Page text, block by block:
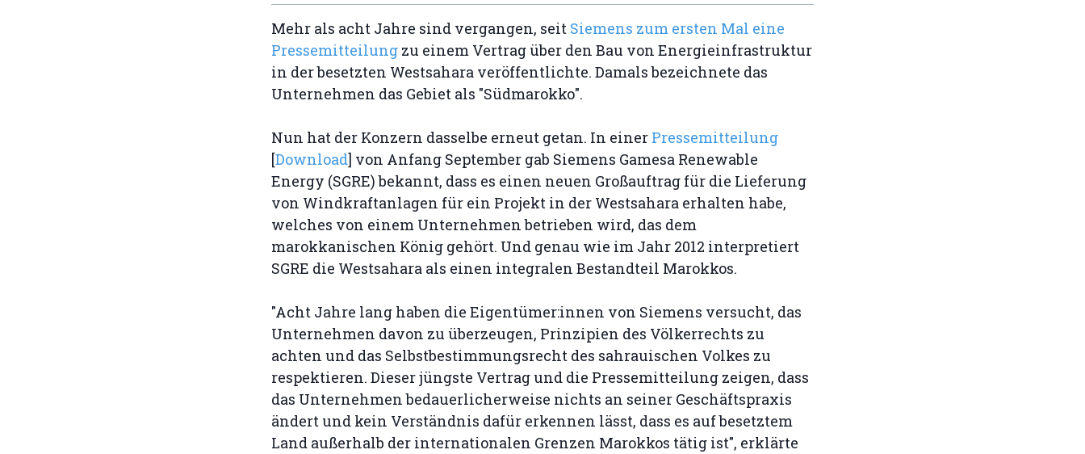
Mehr als acht Jahre sind vergangen, seit Siemens zum ersten Mal eine
Pressemitteilung zu einem Vertrag über den Bau von Energieinfrastruktur
in der besetzten Westsahara veröffentlichte. Damals bezeichnete das
Unternehmen das Gebiet als "Südmarokko".
Nun hat der Konzern dasselbe erneut getan. In einer Pressemitteilung
[Download] von Anfang September gab Siemens Gamesa Renewable
Energy (SGRE) bekannt, dass es einen neuen Großauftrag für die Lieferung
von Windkraftanlagen für ein Projekt in der Westsahara erhalten habe,
welches von einem Unternehmen betrieben wird, das dem
marokkanischen König gehört. Und genau wie im Jahr 2012 interpretiert
SGRE die Westsahara als einen integralen Bestandteil Marokkos.
"Acht Jahre lang haben die Eigentümer:innen von Siemens versucht, das
Unternehmen davon zu überzeugen, Prinzipien des Völkerrechts zu
achten und das Selbstbestimmungsrecht des sahrauischen Volkes zu
respektieren. Dieser jüngste Vertrag und die Pressemitteilung zeigen, dass
das Unternehmen bedauerlicherweise nichts an seiner Geschäftspraxis
ändert und kein Verständnis dafür erkennen lässt, dass es auf besetztem
Land außerhalb der internationalen Grenzen Marokkos tätig ist", erklärte